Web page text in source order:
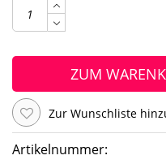
ZUM
Zur Wunschliste
Artikelnummer: